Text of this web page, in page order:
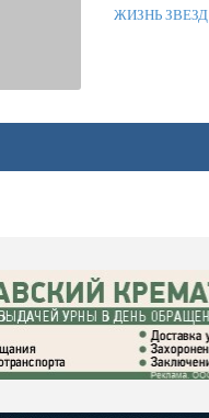
ЖИЗНЬ ЗВЕЗД